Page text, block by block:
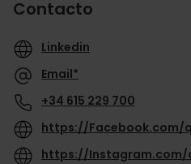
Contacto
Linkedin
Email*
+34 615 229 700
https://Facebook.com/
https://Instagram.com/